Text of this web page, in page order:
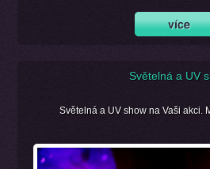
Světelná a UV
Světelná a UV show na Vaši akci.